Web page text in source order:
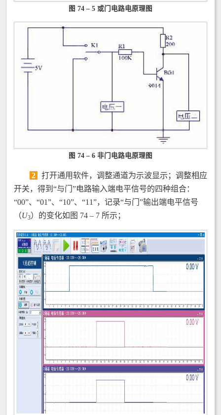
图 74 – 5 或门电路电原理图
图 74 – 6 非门电路电原理图
2
打开通用软件，调整通道为示波显示；调整相应
开关，得到“与门”电路输入端电平信号的四种组合：
“00”、“01”、“10”、“11”，记录“与门”输出端电平信号
（U3）的变化如图 74 – 7 所示；